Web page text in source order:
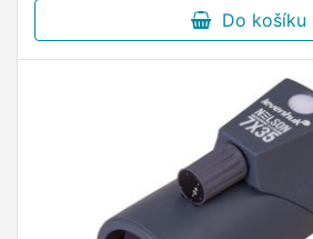
Do košíku